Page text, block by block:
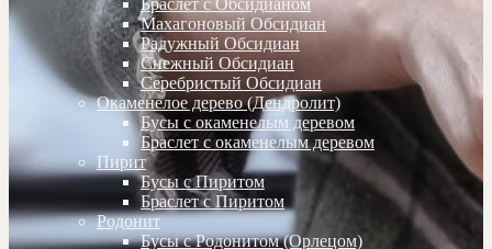
Браслет с Обсидианом
Махагоновый Обсидиан
Радужный Обсидиан
Снежный Обсидиан
Серебристый Обсидиан
Окаменелое дерево (Дендролит)
Бусы с окаменелым деревом
Браслет с окаменелым деревом
Пирит
Бусы с Пиритом
Браслет с Пиритом
Родонит
Бусы с Родонитом (Орлецом)